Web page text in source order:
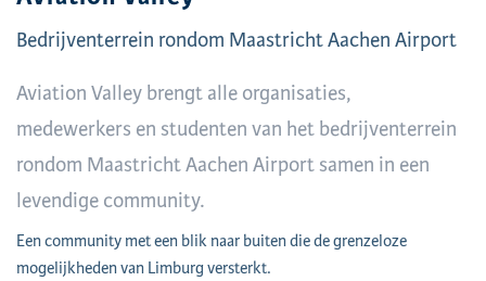
Bedrijventerrein rondom Maastricht Aachen Airport
Aviation Valley brengt alle organisaties,
medewerkers en studenten van het bedrijventerrein
rondom Maastricht Aachen Airport samen in een
levendige community.
Een community met een blik naar buiten die de grenzeloze
mogelijkheden van Limburg versterkt.